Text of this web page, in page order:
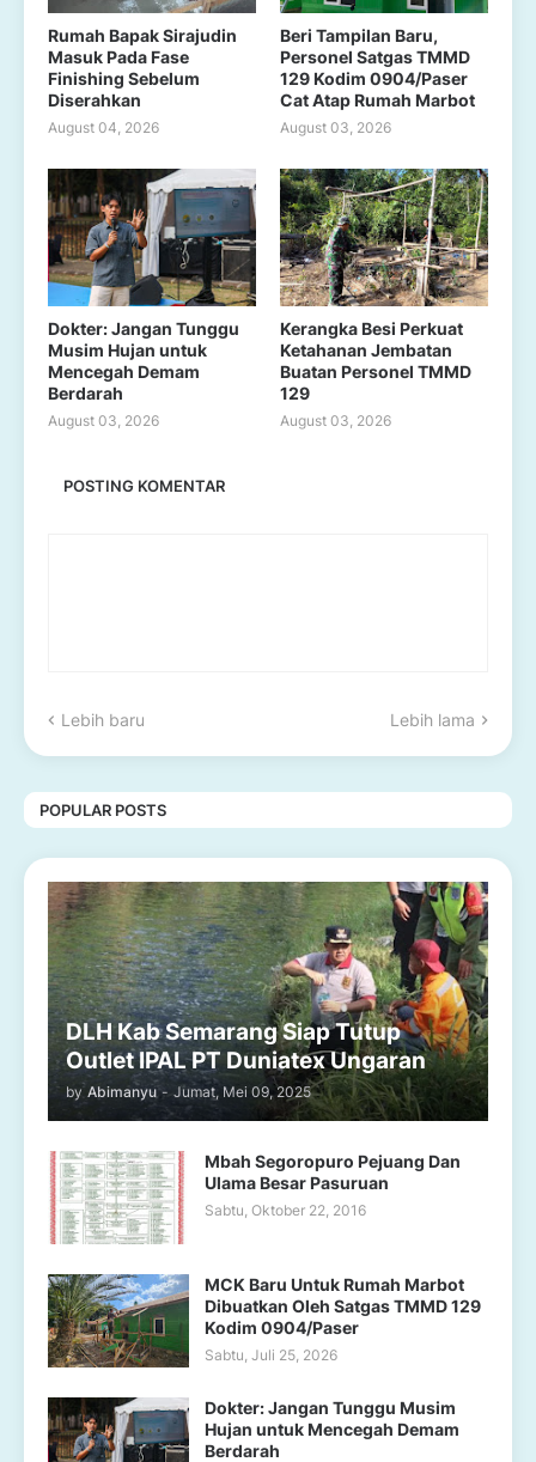
Rumah Bapak Sirajudin
Masuk Pada Fase
Finishing Sebelum
Diserahkan
August 04, 2026
Beri Tampilan Baru,
Personel Satgas TMMD
129 Kodim 0904/Paser
Cat Atap Rumah Marbot
August 03, 2026
Dokter: Jangan Tunggu
Musim Hujan untuk
Mencegah Demam
Berdarah
August 03, 2026
Kerangka Besi Perkuat
Ketahanan Jembatan
Buatan Personel TMMD
129
August 03, 2026
POSTING KOMENTAR
Lebih baru Lebih lama
POPULAR POSTS
DLH Kab Semarang Siap Tutup
Outlet IPAL PT Duniatex Ungaran
by Abimanyu - Jumat, Mei 09, 2025
Mbah Segoropuro Pejuang Dan
Ulama Besar Pasuruan
Sabtu, Oktober 22, 2016
MCK Baru Untuk Rumah Marbot
Dibuatkan Oleh Satgas TMMD 129
Kodim 0904/Paser
Sabtu, Juli 25, 2026
Dokter: Jangan Tunggu Musim
Hujan untuk Mencegah Demam
Berdarah